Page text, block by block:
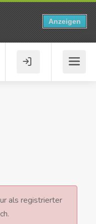
als registrierter
Anzeigen